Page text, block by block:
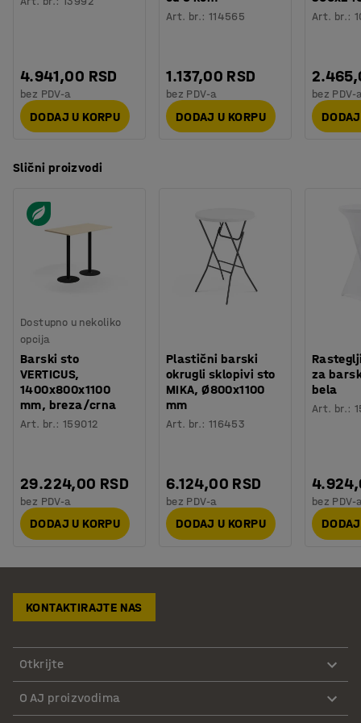
4.941,00 RSD
bez PDV-a
DODAJ U KORPU
Art. br.: 114565
1.137,00 RSD
bez PDV-a
DODAJ U KORPU
Art. br.:
bez PDV-
Slični proizvodi
Dostupno u nekoliko
opcija
Barski sto
VERTICUS,
1400x800x1100
mm, breza/crna
Art. br.:159012
29.224,00 RSD
bez PDV-a
DODAJ U KORPU
Plastični barski
okrugli sklopivi sto
MIKA, Ø800x1100
mm
Art. br.: 116453
6.124,00 RSD
bez PDV-a
DODAJ U KORPU
za
bela
Art. br.:
bez PDV-
KONTAKTIRAJTE NAS
Otkrijte
O AJ proizvodima